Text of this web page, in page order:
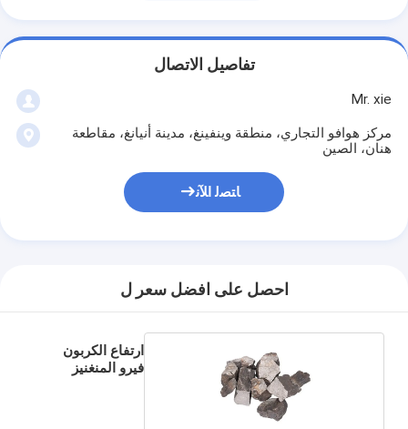
تفاصيل الاتصال
Mr. xie
مركز هوافو التجاري، منطقة وينفينغ، مدينة أنيانغ، مقاطعة
هنان، الصين
ﺎﺘﺼﻟ ﺍﻶﻧ
احصل على افضل سعر ل
ارتفاع الكربون
فيرو المنغنيز